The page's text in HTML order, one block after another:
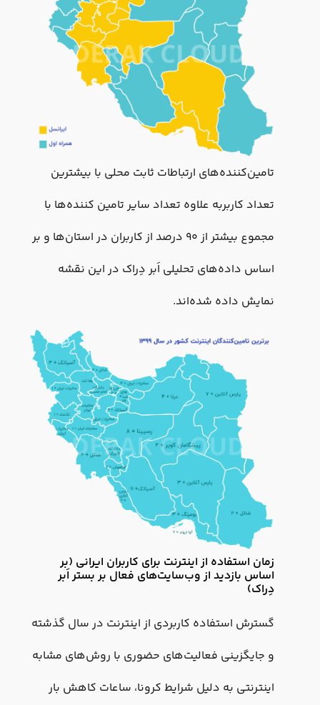
تامین‌کننده‌های ارتباطات ثابت محلی با بیشترین
تعداد کاربربه علاوه تعداد سایر تامین کننده‌ها با
مجموع بیشتر از ۹۰ درصد از کاربران در استان‌ها و بر
اساس داده‌های تحلیلی اَبر دِراک در این نقشه
نمایش داده شده‌اند.
زمان استفاده از اینترنت برای کاربران ایرانی (بر
اساس بازدید از وب‌سایت‌های فعال بر بستر اَبر
دِراک)
گسترش استفاده کاربردی از اینترنت در سال گذشته
و جایگزینی فعالیت‌های حضوری با روش‌های مشابه
اینترنتی به دلیل شرایط کرونا، ساعات کاهش بار